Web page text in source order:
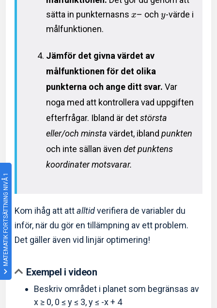
MATEMATIK FORTSÄTTNING NIVÅ 1
sätta in punkternasns x– och y-värde i
målfunktionen.
Jämför det givna värdet av
målfunktionen för det olika
punkterna och ange ditt svar. Var
noga med att kontrollera vad uppgiften
efterfrågar. Ibland är detstörsta
eller/och minsta värdet, ibland punkten
och inte sällan även det punktens
koordinater motsvarar.
Kom ihåg att attalltidverifiera de variabler du
inför, när du gör en tillämpning av ett problem.
Det gäller även vid linjär optimering!
Exempel i videon
Beskriv området i planet som begränsas av
x ≥ 0, 0 ≤ y ≤ 3, y ≤ -x + 4